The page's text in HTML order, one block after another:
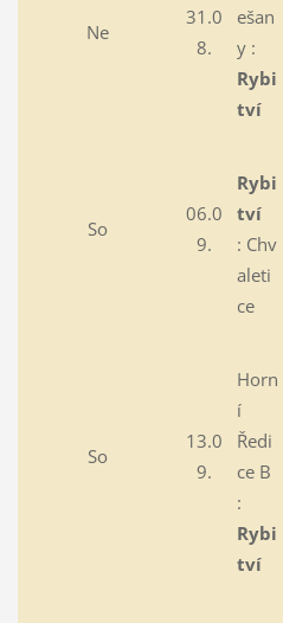
Ne
31.0
8.
ešan
y :
Rybi
tví
So
06.0
9.
Rybi
tví
: Chv
aleti
ce
So
13.0
9.
Horn
í
Ředi
ce B
:
Rybi
tví